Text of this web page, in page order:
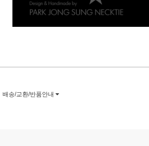
배송/교환/반품안내